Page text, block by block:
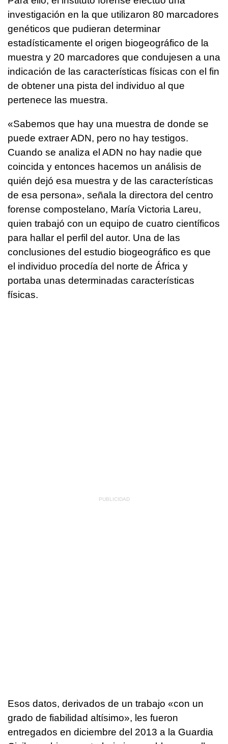
investigación en la que utilizaron 80 marcadores
genéticos que pudieran determinar
estadísticamente el origen biogeográfico de la
muestra y 20 marcadores que condujesen a una
indicación de las características físicas con el fin
de obtener una pista del individuo al que
pertenece las muestra.
«Sabemos que hay una muestra de donde se
puede extraer ADN, pero no hay testigos.
Cuando se analiza el ADN no hay nadie que
coincida y entonces hacemos un análisis de
quién dejó esa muestra y de las características
de esa persona», señala la directora del centro
forense compostelano, María Victoria Lareu,
quien trabajó con un equipo de cuatro científicos
para hallar el perfil del autor. Una de las
conclusiones del estudio biogeográfico es que
el individuo procedía del norte de África y
portaba unas determinadas características
físicas.
Esos datos, derivados de un trabajo «con un
grado de fiabilidad altísimo», les fueron
entregados en diciembre del 2013 a la Guardia